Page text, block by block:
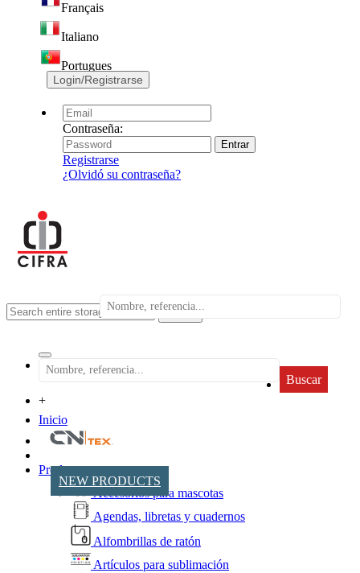
Français
Italiano
Portugues
Login/Registrarse
Contraseña:
Registrarse
¿Olvidó su contraseña?
search
Buscar
+
Inicio
NEW PRODUCTS
Productos
Accesorios para mascotas
Agendas, libretas y cuadernos
Alfombrillas de ratón
Artículos para sublimación